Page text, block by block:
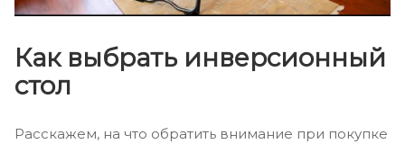
Как выбрать инверсионный
стол
Расскажем, на что обратить внимание при покупке